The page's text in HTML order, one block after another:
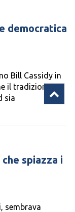
democratica
Bill Cassidy in
il tradizionale
sia
che spiazza i
sembrava